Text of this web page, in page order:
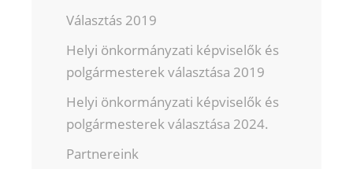
Választás 2019
Helyi önkormányzati képviselők és
polgármesterek választása 2019
Helyi önkormányzati képviselők és
polgármesterek választása 2024.
Partnereink